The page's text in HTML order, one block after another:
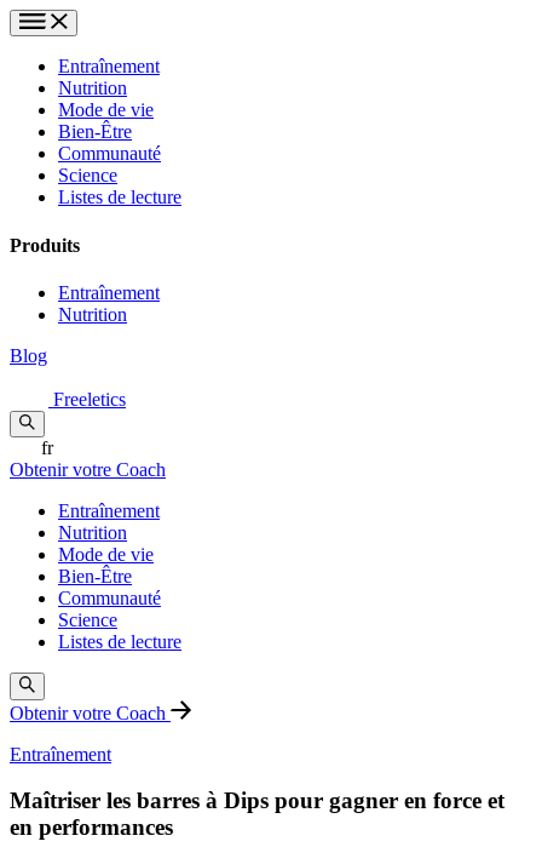
Entraînement
Nutrition
Mode de vie
Bien-Être
Communauté
Science
Listes de lecture
Produits
Entraînement
Nutrition
Blog
Freeletics
fr
Obtenir votre Coach
Entraînement
Nutrition
Mode de vie
Bien-Être
Communauté
Science
Listes de lecture
Obtenir votre Coach
Entraînement
Maîtriser les barres à Dips pour gagner en force et
en performances